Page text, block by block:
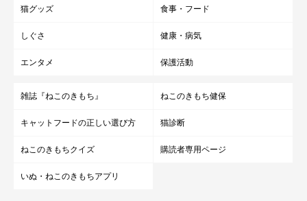
猫グッズ 食事・フード
しぐさ 健康・病気
エンタメ 保護活動
雑誌『ねこのきもち』 ねこのきもち健保
キャットフードの正しい選び方 猫診断
ねこのきもちクイズ 購読者専用ページ
いぬ・ねこのきもちアプリ